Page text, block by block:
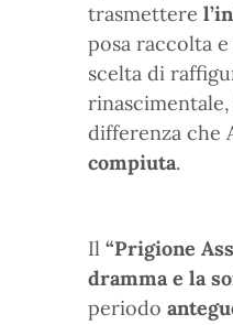
trasmettere
posa raccolta
scelta di
differenza che
compiuta.
Il “Prigione
dramma e la
periodo